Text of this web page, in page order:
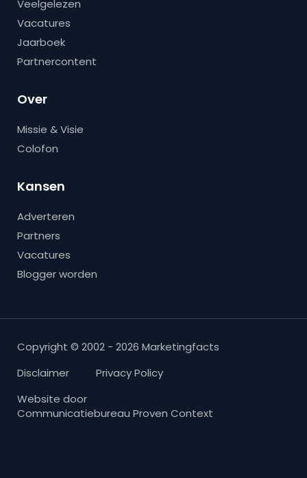
Veelgelezen
Vacatures
Jaarboek
Partnercontent
Over
Missie & Visie
Colofon
Kansen
Adverteren
Partners
Vacatures
Blogger worden
Copyright © 2002 - 2026 Marketingfacts
Disclaimer
Privacy Policy
Website door
Communicatiebureau Proven Context